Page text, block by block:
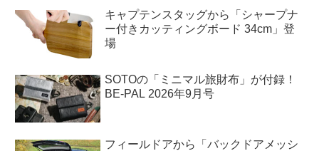
キャプテンスタッグから「シャープナ
ー付きカッティングボード 34cm」登
場
SOTOの「ミニマル旅財布」が付録！
BE-PAL 2026年9月号
フィールドアから「バックドアメッシ